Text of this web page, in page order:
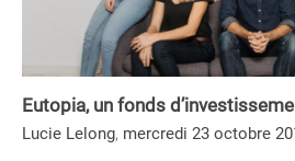
Eutopia, un fonds
Lucie Lelong, mercredi 23 octobre